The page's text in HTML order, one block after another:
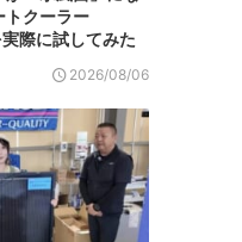
トクーラー
実際に試してみた
2026/08/06